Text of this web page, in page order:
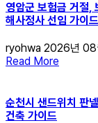
영암군 보험금 거절,
해사정사 선임 가이드
ryohwa 2026년 08
Read More
순천시 샌드위치 판
건축 가이드